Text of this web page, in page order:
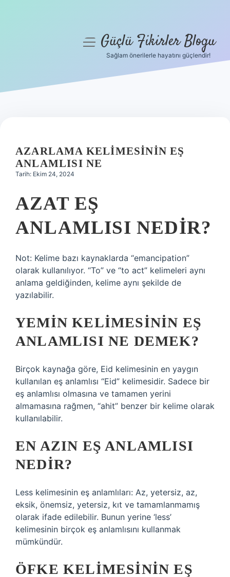
Hakkımızda
menüyüGüçlü Fikirler Blogu
Sağlam önerilerle hayatını güçlendir!
AZARLAMA KELIMESININ EŞ
ANLAMLISI NE
Tarih: Ekim 24, 2024
AZAT EŞ
ANLAMLISI NEDIR?
Not: Kelime bazı kaynaklarda “emancipation”
olarak kullanılıyor. “To” ve “to act” kelimeleri aynı
anlama geldiğinden, kelime aynı şekilde de
yazılabilir.
YEMIN KELIMESININ EŞ
ANLAMLISI NE DEMEK?
Birçok kaynağa göre, Eid kelimesinin en yaygın
kullanılan eş anlamlısı “Eid” kelimesidir. Sadece bir
eş anlamlısı olmasına ve tamamen yerini
almamasına rağmen, “ahit” benzer bir kelime olarak
kullanılabilir.
EN AZIN EŞ ANLAMLISI
NEDIR?
Less kelimesinin eş anlamlıları: Az, yetersiz, az,
eksik, önemsiz, yetersiz, kıt ve tamamlanmamış
olarak ifade edilebilir. Bunun yerine ‘less’
kelimesinin birçok eş anlamlısını kullanmak
mümkündür.
ÖFKE KELIMESININ EŞ